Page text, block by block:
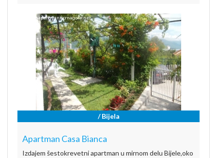
/ Bijela
Apartman Casa Bianca
Izdajem šestokrevetni apartman u mirnom delu Bijele,oko